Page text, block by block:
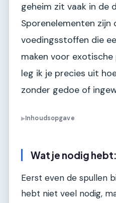
geheim zit vaak in de
Sporenelementen zijn
voedingsstoffen die
maken voor
leg ik je precies uit
zonder gedoe of
▶Inhoudsopgave
Wat je nodig
Eerst even de spullen
hebt niet veel nodig,